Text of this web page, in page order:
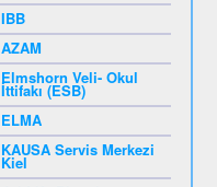
IBB
AZAM
Elmshorn Veli- Okul
İttifakı (ESB)
ELMA
KAUSA Servis Merkezi
Kiel